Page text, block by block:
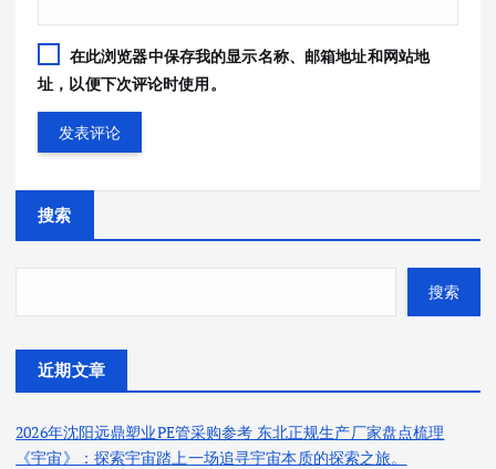
在此浏览器中保存我的显示名称、邮箱地址和网站地
址，以便下次评论时使用。
搜索
搜索
近期文章
2026年沈阳远鼎塑业PE管采购参考 东北正规生产厂家盘点梳理
《宇宙》：探索宇宙踏上一场追寻宇宙本质的探索之旅。